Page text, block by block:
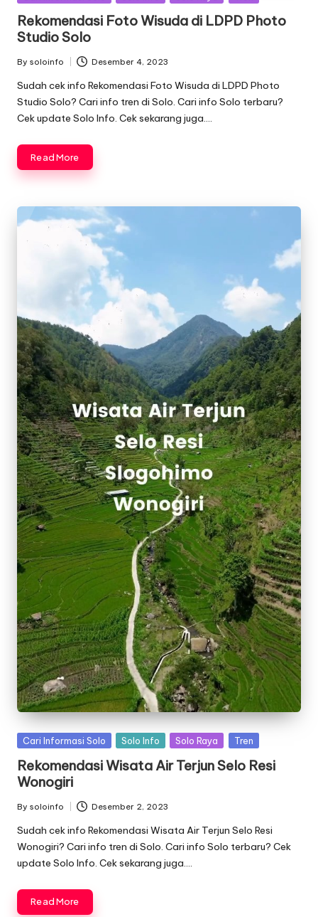
Rekomendasi Foto Wisuda di LDPD Photo
Studio Solo
Posted
by
By soloinfo Desember 4, 2023
Sudah cek info Rekomendasi Foto Wisuda di LDPD Photo
Studio Solo? Cari info tren di Solo. Cari info Solo terbaru?
Cek update Solo Info. Cek sekarang juga….
Read More
Posted
Cari Informasi Solo Solo Info Solo Raya Tren
Rekomendasi Wisata Air Terjun Selo Resi
Wonogiri
Posted
by
By soloinfo Desember 2, 2023
Sudah cek info Rekomendasi Wisata Air Terjun Selo Resi
Wonogiri? Cari info tren di Solo. Cari info Solo terbaru? Cek
update Solo Info. Cek sekarang juga….
Read More